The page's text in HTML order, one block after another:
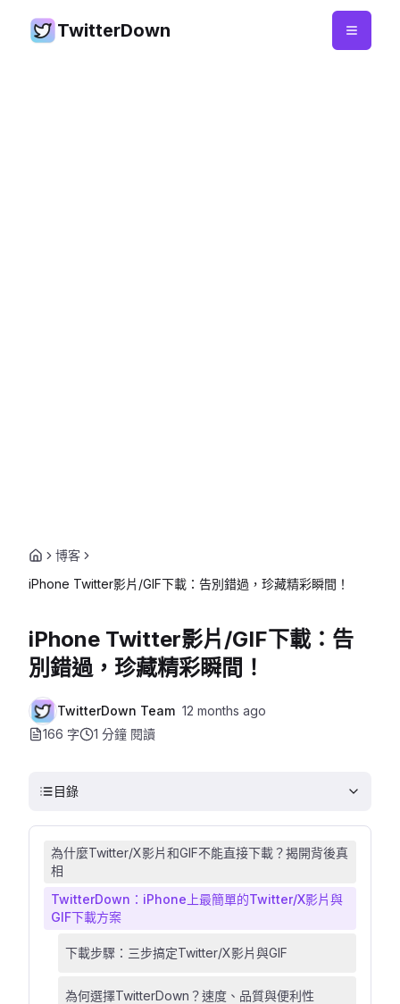
TwitterDown
博客
iPhone Twitter影片/GIF下載：告別錯過，珍藏精彩瞬間！
iPhone Twitter影片/GIF下載：告
別錯過，珍藏精彩瞬間！
TwitterDown Team 12 months ago
166 字
1 分鐘 閱讀
目錄
為什麼Twitter/X影片和GIF不能直接下載？揭開背後真
相
TwitterDown：iPhone上最簡單的Twitter/X影片與
GIF下載方案
下載步驟：三步搞定Twitter/X影片與GIF
為何選擇TwitterDown？速度、品質與便利性